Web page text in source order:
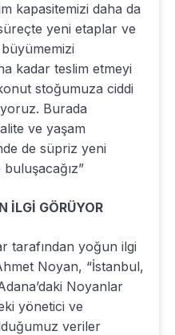
kapasitemizi daha da
yeni etaplar ve
kadar teslim etmeyi
stoğumuza ciddi
Burada
ve yaşam
de süpriz yeni
İLGİ GÖRÜYOR
tarafından yoğun ilgi
Noyan, “İstanbul,
Noyanlar
yönetici ve
veriler